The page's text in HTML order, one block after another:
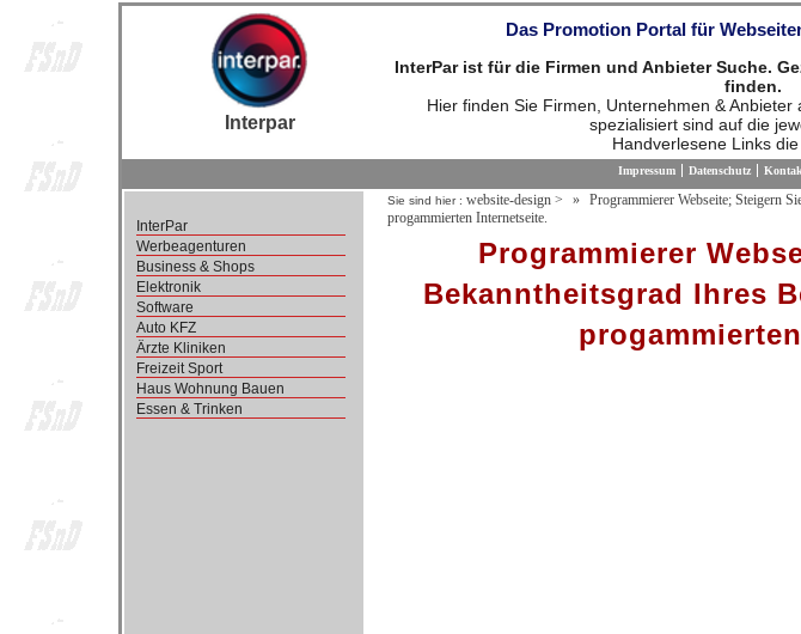
Interpar
Das Promotion Portal für
InterPar ist für die Firmen und Anbieter Suche.
finden.
Hier finden Sie Firmen, Unternehmen &
spezialisiert sind auf die
Handverlesene Links
Impressum Datenschutz
InterPar
Werbeagenturen
Business & Shops
Elektronik
Software
Auto KFZ
Ärzte Kliniken
Freizeit Sport
Haus Wohnung Bauen
Essen & Trinken
Sie sind hier : website-design >
Programmierer Webseite; Steigern
progammierten Internetseite.
Programmierer
Bekanntheitsgrad Ihres